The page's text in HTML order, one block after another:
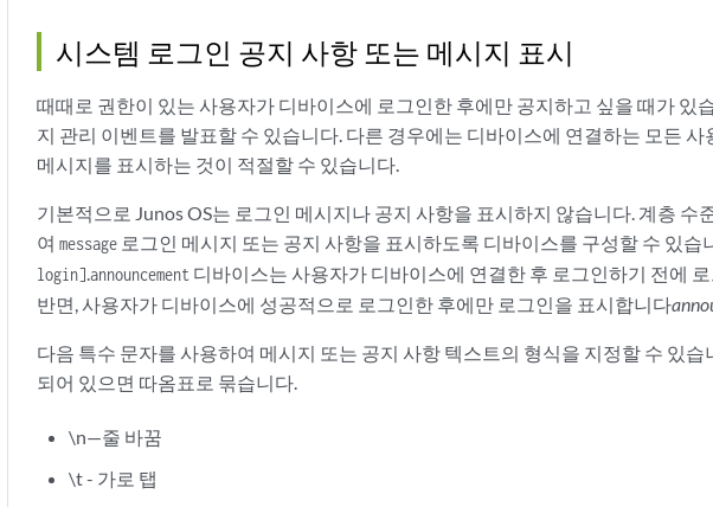
시스템 로그인 공지 사항 또는 메시지 표시
때때로 권한이 있는 사용자가 디바이스에 로그인한 후에만 공지하고 싶을 때가 있
지 관리 이벤트를 발표할 수 있습니다. 다른 경우에는 디바이스에 연결하는 모든
메시지를 표시하는 것이 적절할 수 있습니다.
기본적으로 Junos OS는 로그인 메시지나 공지 사항을 표시하지 않습니다. 계층 수
여 message 로그인 메시지 또는 공지 사항을 표시하도록 디바이스를 구성할 수 있습
login].announcement 디바이스는 사용자가 디바이스에 연결한 후 로그인하기 전에
반면, 사용자가 디바이스에 성공적으로 로그인한 후에만 로그인을 표시합니다
다음 특수 문자를 사용하여 메시지 또는 공지 사항 텍스트의 형식을 지정할 수 있
되어 있으면 따옴표로 묶습니다.
\n—줄 바꿈
\t - 가로 탭